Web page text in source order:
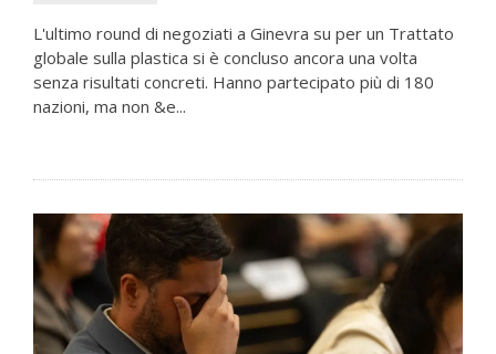
L'ultimo round di negoziati a Ginevra su per un Trattato
globale sulla plastica si è concluso ancora una volta
senza risultati concreti. Hanno partecipato più di 180
nazioni, ma non &e...